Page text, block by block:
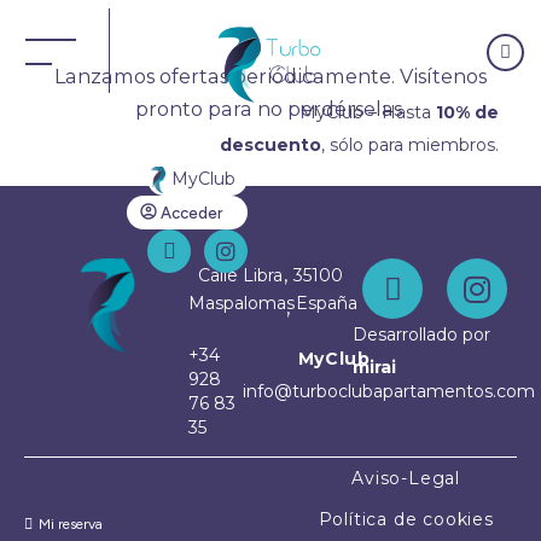
MyClub – Hasta 10% de
descuento, sólo para miembros.
MyClub
Acceder
Lanzamos ofertas periódicamente. Visítenos
pronto para no perdérselas.
Calle Libra, 35100
Maspalomas
, España
+34
928
76 83
35
info@turboclubapartamentos.com
MyClub
Desarrollado por
mirai
Aviso-Legal
Política de cookies
Mi reserva